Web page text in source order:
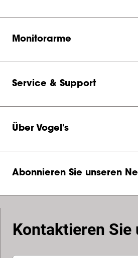
Monitorarme
Service & Support
Über Vogel's
Abonnieren Sie unseren
Kontaktieren Sie